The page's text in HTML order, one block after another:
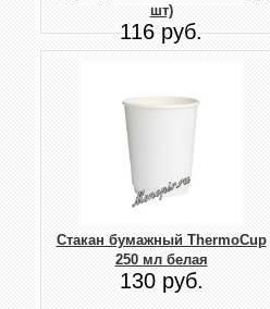
шт)
116 руб.
Стакан бумажный ThermoCup
250 мл белая
130 руб.